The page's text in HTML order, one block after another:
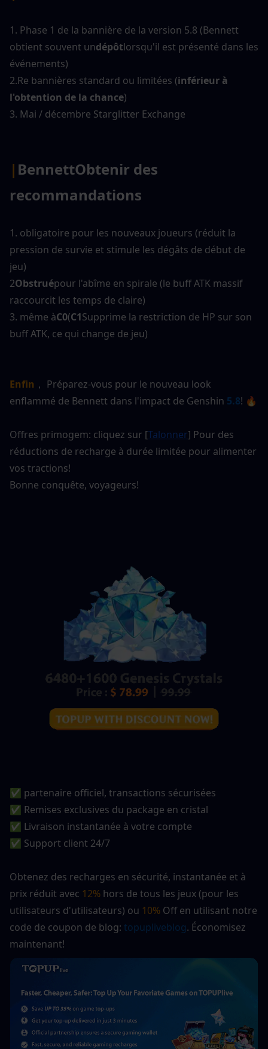
1. Phase 1 de la bannière de la version 5.8 (Bennett
obtient souvent undépôtlorsqu'il est présenté dans les
événements)
2.Re bannières standard ou limitées (inférieur à
l'obtention de la chance)
3. Mai / décembre Starglitter Exchange
| BennettObtenir des
recommandations
1. obligatoire pour les nouveaux joueurs (réduit la
pression de survie et stimule les dégâts de début de
jeu)
2Obstruépour l'abîme en spirale (le buff ATK massif
raccourcit les temps de claire)
3. même àC0(C1Supprime la restriction de HP sur son
buff ATK, ce qui change de jeu)
Enfin ， Préparez-vous pour le nouveau look
enflammé de Bennett dans l'impact de Genshin 5.8! 🔥
Offres primogem: cliquez sur [Talonner] Pour des
réductions de recharge à durée limitée pour alimenter
vos tractions!
Bonne conquête, voyageurs!
✅ partenaire officiel, transactions sécurisées
✅ Remises exclusives du package en cristal
✅ Livraison instantanée à votre compte
✅ Support client 24/7
Obtenez des recharges en sécurité, instantanée et à
prix réduit avec 12% hors de tous les jeux (pour les
utilisateurs d'utilisateurs) ou 10% Off en utilisant notre
code de coupon de blog: topupliveblog. Économisez
maintenant!